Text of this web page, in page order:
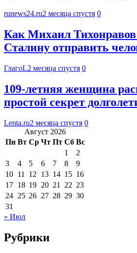
runews24.ru2 месяца спустя 0
Как Михаил
Сталину отправить
ГлагоL2 месяца спустя 0
109-летняя женщина
простой секрет
Lenta.ru2 месяца спустя 0
Август 2026
Пн Вт Ср Чт Пт Сб Вс
1
2
3
4 5 6 7 8
9
10 11 12 13 14 15 16
17 18 19 20 21 22 23
24 25 26 27 28 29 30
31
« Июл
Рубрики